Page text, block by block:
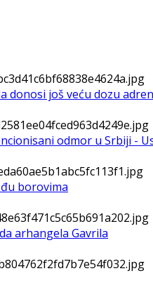
donosi još veću dozu
odmor u Srbiji -
borovima
arhangela Gavrila